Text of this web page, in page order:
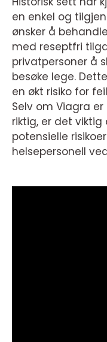
en enkel og
ønsker å
med reseptfri
privatpersoner å
besøke lege.
en økt risiko for
Selv om Viagra
riktig, er det
potensielle
helsepersonell